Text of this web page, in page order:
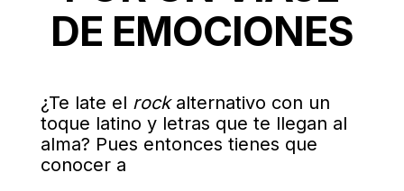
DE EMOCIONES
¿Te late el rockalternativo con un
toque latino y letras que te llegan al
alma? Pues entonces tienes que
conocer a